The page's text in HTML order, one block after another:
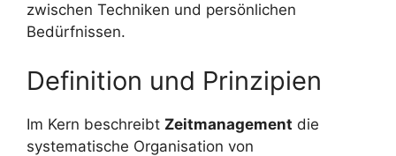
zwischen Techniken und persönlichen
Bedürfnissen.
Definition und Prinzipien
Im Kern beschreibt Zeitmanagement die
systematische Organisation von